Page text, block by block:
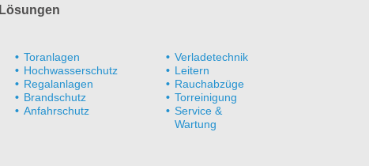
Lösungen
Toranlagen
Hochwasserschutz
Regalanlagen
Brandschutz
Anfahrschutz
Verladetechnik
Leitern
Rauchabzüge
Torreinigung
Service &
Wartung